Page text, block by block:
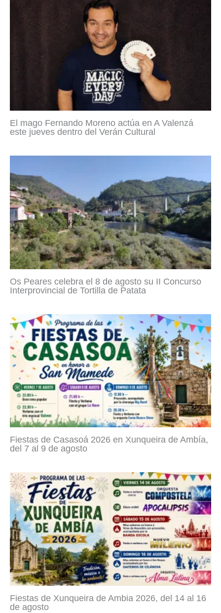
El mago Fernando Moreno actúa en A Valenzá
este jueves dentro del Verán Cultural
Os Peares celebra el 8 de agosto su II Concurso
Interprovincial de Tortilla de Patata
Fiestas de Casasoá 2026 en Xunqueira de Ambía,
del 7 al 9 de agosto
Fiestas de Xunqueira de Ambia 2026, del 14 al 16
de agosto